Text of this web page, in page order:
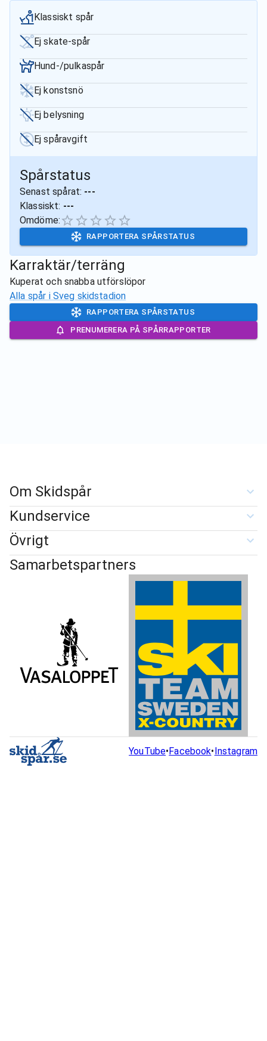
Klassiskt spår
Ej skate-spår
Hund-/pulkaspår
Ej konstsnö
Ej belysning
Ej spåravgift
Spårstatus
Senast spårat: ---
Klassiskt: ---
Omdöme:
RAPPORTERA SPÅRSTATUS
Karraktär/terräng
Kuperat och snabba utförslöpor
Alla spår i Sveg skidstadion
RAPPORTERA SPÅRSTATUS
PRENUMERERA PÅ SPÅRRAPPORTER
Om Skidspår
Kundservice
Övrigt
Samarbetspartners
YouTube•Facebook•Instagram